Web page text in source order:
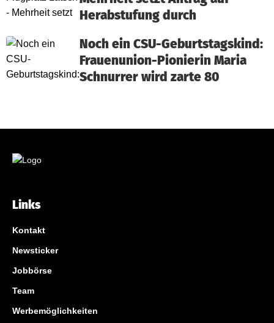
Herabstufung durch
Noch ein CSU-Geburtstagskind:
Frauenunion-Pionierin Maria
Schnurrer wird zarte 80
Links
Kontakt
Newsticker
Jobbörse
Team
Werbemöglichkeiten